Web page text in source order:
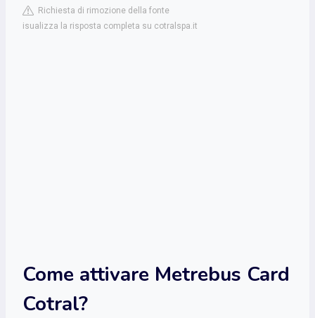
Richiesta di rimozione della fonte
isualizza la risposta completa su cotralspa.it
Come attivare Metrebus Card
Cotral?